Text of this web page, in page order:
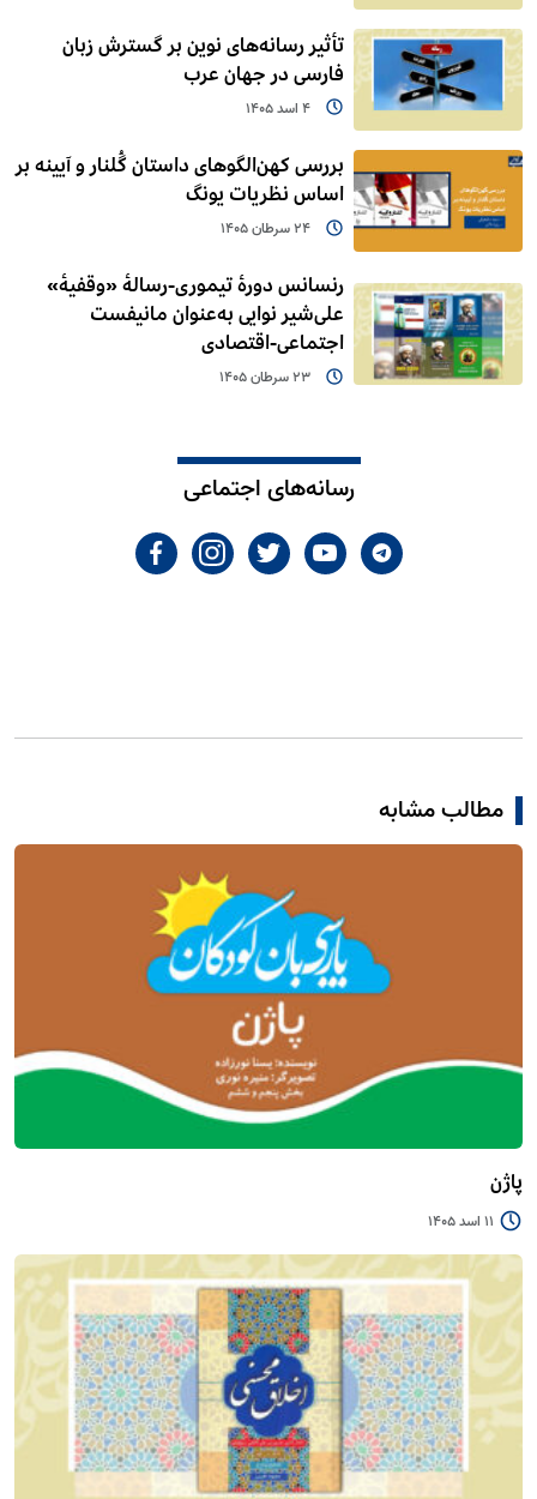
تأثیر رسانه‌های نوین بر گسترش زبان
فارسی در جهان عرب
4 اسد 1405
بررسی کهن‌الگوهای داستان گُلنار و آیینه بر
اساس نظریات یونگ
24 سرطان 1405
رنسانس دورۀ تیموری-رسالۀ «وقفیۀ»
علی‌شیر نوایی به‌عنوان مانیفست
اجتماعی-اقتصادی
23 سرطان 1405
رسانه‌های اجتماعی
مطالب مشابه
پاژن
11 اسد 1405